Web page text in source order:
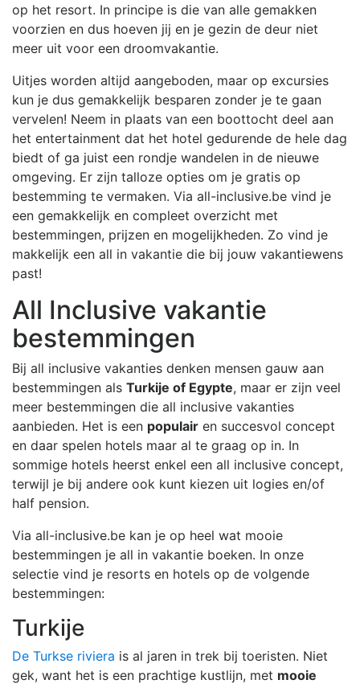
op het resort. In principe is die van alle gemakken
voorzien en dus hoeven jij en je gezin de deur niet
meer uit voor een droomvakantie.
Uitjes worden altijd aangeboden, maar op excursies
kun je dus gemakkelijk besparen zonder je te gaan
vervelen! Neem in plaats van een boottocht deel aan
het entertainment dat het hotel gedurende de hele dag
biedt of ga juist een rondje wandelen in de nieuwe
omgeving. Er zijn talloze opties om je gratis op
bestemming te vermaken. Via all-inclusive.be vind je
een gemakkelijk en compleet overzicht met
bestemmingen, prijzen en mogelijkheden. Zo vind je
makkelijk een all in vakantie die bij jouw vakantiewens
past!
All Inclusive vakantie
bestemmingen
Bij all inclusive vakanties denken mensen gauw aan
bestemmingen als Turkije of Egypte, maar er zijn veel
meer bestemmingen die all inclusive vakanties
aanbieden. Het is een populair en succesvol concept
en daar spelen hotels maar al te graag op in. In
sommige hotels heerst enkel een all inclusive concept,
terwijl je bij andere ook kunt kiezen uit logies en/of
half pension.
Via all-inclusive.be kan je op heel wat mooie
bestemmingen je all in vakantie boeken. In onze
selectie vind je resorts en hotels op de volgende
bestemmingen:
Turkije
De Turkse riviera is al jaren in trek bij toeristen. Niet
gek, want het is een prachtige kustlijn, met mooie